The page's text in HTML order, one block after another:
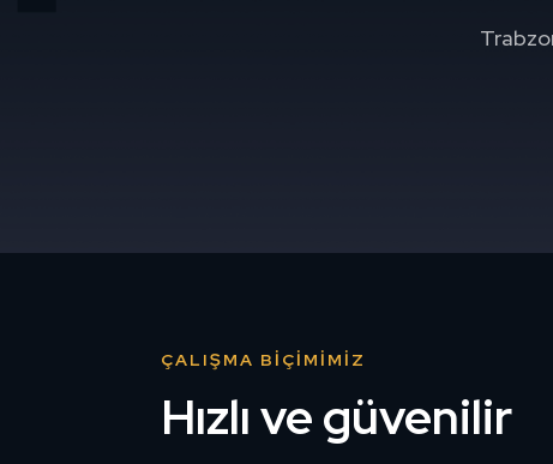
ÇALIŞMA BIÇIMIMIZ
Hızlı ve güvenilir